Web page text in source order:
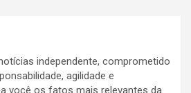
independente, comprometido
agilidade e
você os fatos mais relevantes da